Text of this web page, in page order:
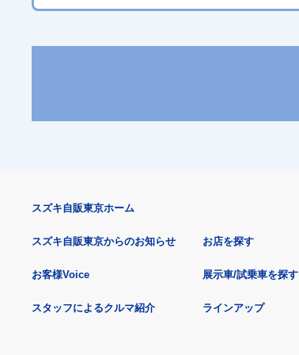
スズキ自販東京ホーム
スズキ自販東京からのお知らせ
お客様Voice
スタッフによるクルマ紹介
お店を探す
展示車/試乗車を探す
ラインアップ